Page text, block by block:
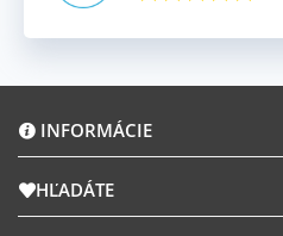
INFORMÁCIE
HĽADÁTE